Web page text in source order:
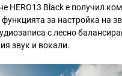
HERO13 Black е получил
за настройка на
с лесно
звук и вокали.